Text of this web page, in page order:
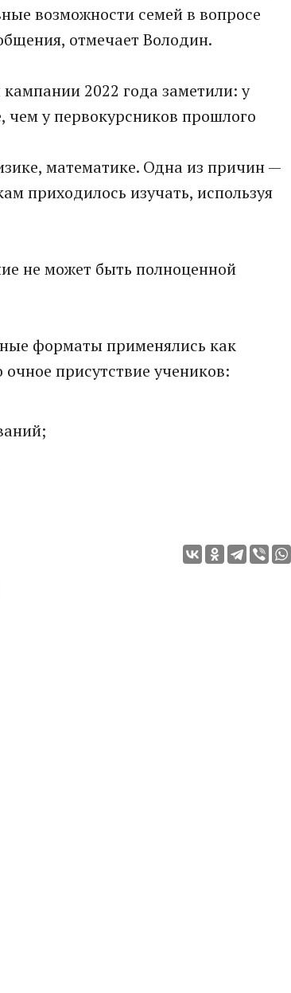
возможности семей в вопросе
отмечает Володин.
2022 года заметили: у
чем у первокурсников прошлого
математике. Одна из причин —
приходилось изучать, используя
не может быть полноценной
форматы применялись как
присутствие учеников: